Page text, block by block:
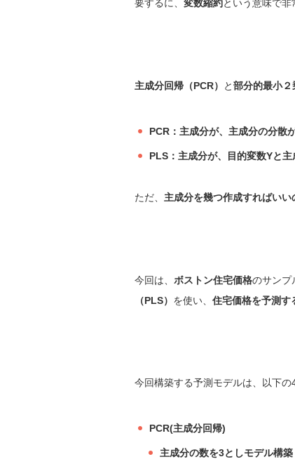
要するに、 変数縮約という意味で非
主成分回帰（PCR） と部分的最小２
PCR：主成分が、主成分の分散
PLS：主成分が、目的変数Yと
ただ、 主成分を幾つ作成すればいい
今回は、 ボストン住宅価格のサンプ
（PLS） を使い、 住宅価格を予測す
今回構築する予測モデルは、以下の
PCR(主成分回帰)
主成分の数を3としモデル構築